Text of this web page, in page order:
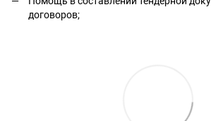
договоров;